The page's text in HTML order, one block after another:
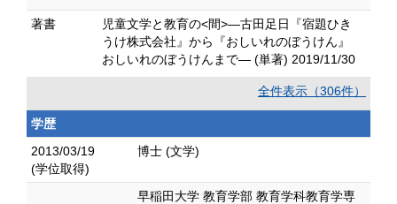
著書
児童文学と教育の<間>―古田足日『宿題ひき
うけ株式会社』から『おしいれのぼうけん』
おしいれのぼうけんまで― (単著) 2019/11/30
全件表示（306件）
学歴
2013/03/19
(学位取得)
博士 (文学)
早稲田大学 教育学部 教育学科教育学専